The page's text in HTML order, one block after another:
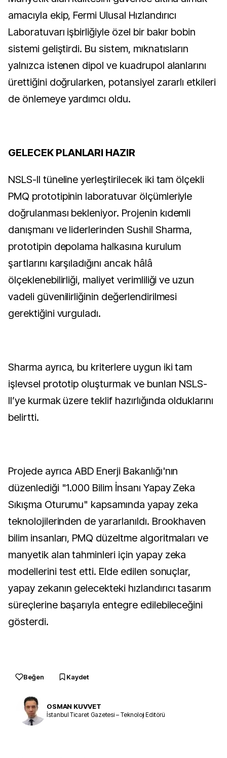
amacıyla ekip, Fermi Ulusal Hızlandırıcı
Laboratuvarı işbirliğiyle özel bir bakır bobin
sistemi geliştirdi. Bu sistem, mıknatısların
yalnızca istenen dipol ve kuadrupol alanlarını
ürettiğini doğrularken, potansiyel zararlı etkileri
de önlemeye yardımcı oldu.
GELECEK PLANLARI HAZIR
NSLS-II tüneline yerleştirilecek iki tam ölçekli
PMQ prototipinin laboratuvar ölçümleriyle
doğrulanması bekleniyor. Projenin kıdemli
danışmanı ve liderlerinden Sushil Sharma,
prototipin depolama halkasına kurulum
şartlarını karşıladığını ancak hâlâ
ölçeklenebilirliği, maliyet verimliliği ve uzun
vadeli güvenilirliğinin değerlendirilmesi
gerektiğini vurguladı.
Sharma ayrıca, bu kriterlere uygun iki tam
işlevsel prototip oluşturmak ve bunları NSLS-
II’ye kurmak üzere teklif hazırlığında olduklarını
belirtti.
Projede ayrıca ABD Enerji Bakanlığı'nın
düzenlediği "1.000 Bilim İnsanı Yapay Zeka
Sıkışma Oturumu" kapsamında yapay zeka
teknolojilerinden de yararlanıldı. Brookhaven
bilim insanları, PMQ düzeltme algoritmaları ve
manyetik alan tahminleri için yapay zeka
modellerini test etti. Elde edilen sonuçlar,
yapay zekanın gelecekteki hızlandırıcı tasarım
süreçlerine başarıyla entegre edilebileceğini
gösterdi.
Beğen Kaydet
OSMAN KUVVET
İstanbul Ticaret Gazetesi – Teknoloji Editörü